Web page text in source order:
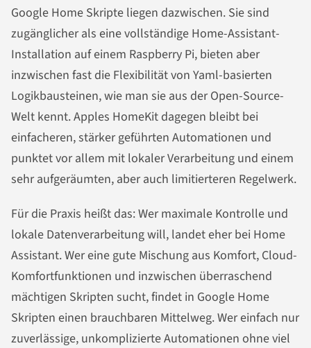
Google Home Skripte liegen dazwischen. Sie sind
zugänglicher als eine vollständige Home-Assistant-
Installation auf einem Raspberry Pi, bieten aber
inzwischen fast die Flexibilität von Yaml-basierten
Logikbausteinen, wie man sie aus der Open-Source-
Welt kennt. Apples HomeKit dagegen bleibt bei
einfacheren, stärker geführten Automationen und
punktet vor allem mit lokaler Verarbeitung und einem
sehr aufgeräumten, aber auch limitierteren Regelwerk.
Für die Praxis heißt das: Wer maximale Kontrolle und
lokale Datenverarbeitung will, landet eher bei Home
Assistant. Wer eine gute Mischung aus Komfort, Cloud-
Komfortfunktionen und inzwischen überraschend
mächtigen Skripten sucht, findet in Google Home
Skripten einen brauchbaren Mittelweg. Wer einfach nur
zuverlässige, unkomplizierte Automationen ohne viel